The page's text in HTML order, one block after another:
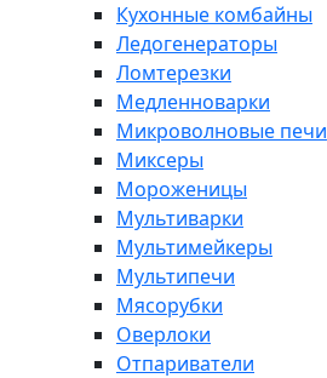
Кухонные комбайны
Ледогенераторы
Ломтерезки
Медленноварки
Микроволновые печи
Миксеры
Мороженицы
Мультиварки
Мультимейкеры
Мультипечи
Мясорубки
Оверлоки
Отпариватели